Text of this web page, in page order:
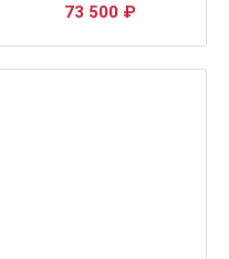
73 500 ₽